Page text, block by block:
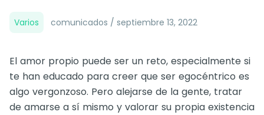
Varios comunicados / septiembre 13, 2022
El amor propio puede ser un reto, especialmente si
te han educado para creer que ser egocéntrico es
algo vergonzoso. Pero alejarse de la gente, tratar
de amarse a sí mismo y valorar su propia existencia